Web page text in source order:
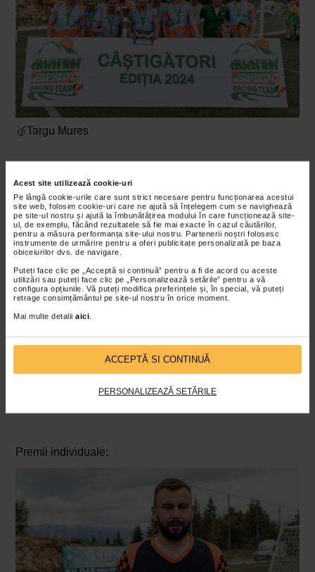
Acest site utilizează cookie-uri
Pe lângă cookie-urile care sunt strict necesare pentru funcționarea acestui
site web, folosim cookie-uri care ne ajută să înțelegem cum se navighează
pe site-ul nostru și ajută la îmbunătățirea modului în care funcționează site-
ul, de exemplu, făcând rezultatele să fie mai exacte în cazul căutărilor,
pentru a măsura performanța site-ului nostru. Partenerii noștri folosesc
instrumente de urmărire pentru a oferi publicitate personalizată pe baza
obiceiurilor dvs. de navigare.
Puteți face clic pe „Acceptă si continuă” pentru a fi de acord cu aceste
utilizări sau puteți face clic pe „Personalizează setările” pentru a vă
configura opțiunile. Vă puteți modifica preferințele și, în special, vă puteți
retrage consimțământul pe site-ul nostru în orice moment.
Mai multe detalii aici.
ACCEPTĂ SI CONTINUĂ
PERSONALIZEAZĂ SETĂRILE
🥉Targu Mures
Campioana Liga 2:
Premii individuale: